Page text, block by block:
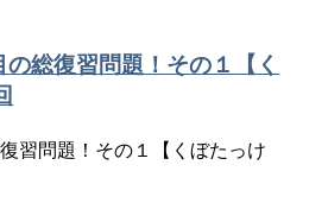
の総復習問題！その１【く
習問題！その１【くぼたっけ